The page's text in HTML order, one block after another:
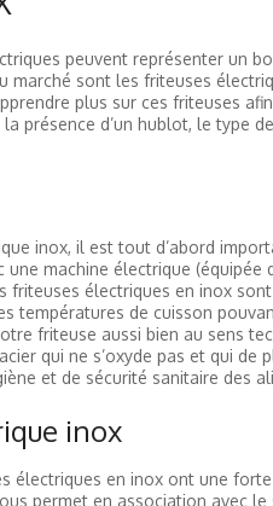
peuvent représenter un
marché sont les friteuses
plus sur ces friteuses
présence d’un hublot, le type
inox, il est tout d’abord
machine électrique
électriques en inox
températures de cuisson
friteuse aussi bien au sens
qui ne s’oxyde pas et qui
et de sécurité sanitaire des
inox
électriques en inox ont une
permet en association avec